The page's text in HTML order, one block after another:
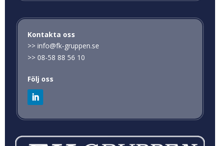
Kontakta oss
>> info@fk-gruppen.se
>> 08-58 88 56 10
Följ oss